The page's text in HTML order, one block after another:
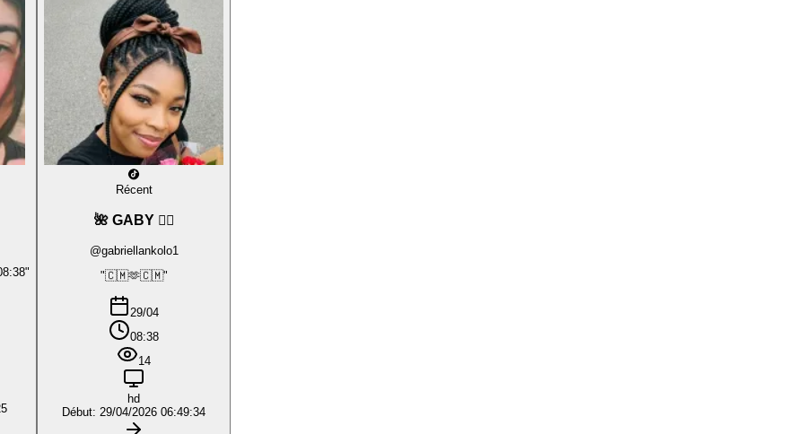
Récent
🌺 GABY ❤️‍🔥
@gabriellankolo1
"🇨🇲🫶🇨🇲"
29/04
08:38
14
hd
Début: 29/04/2026 06:49:34